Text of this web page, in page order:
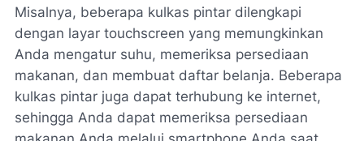
Misalnya, beberapa kulkas pintar dilengkapi
dengan layar touchscreen yang memungkinkan
Anda mengatur suhu, memeriksa persediaan
makanan, dan membuat daftar belanja. Beberapa
kulkas pintar juga dapat terhubung ke internet,
sehingga Anda dapat memeriksa persediaan